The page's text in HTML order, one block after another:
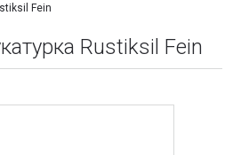
Fein
Rustiksil Fein